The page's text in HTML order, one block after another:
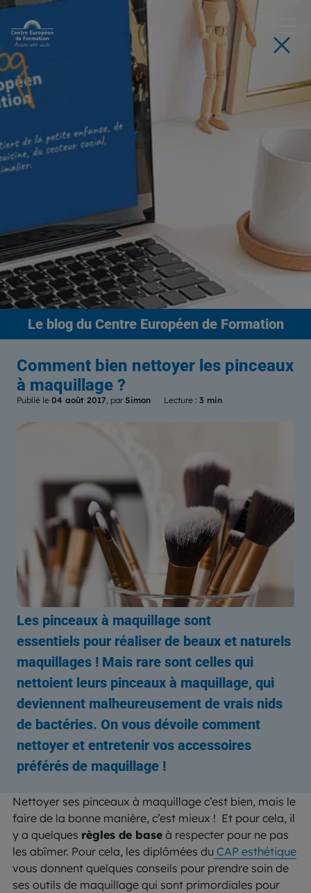
Le blogdu Centre Européen de Formation
Comment bien nettoyer les pinceaux
à maquillage ?
Publié le 04 août 2017, par Simon Lecture : 3 min
Les pinceaux à maquillage sont
essentiels pour réaliser de beaux et naturels
maquillages ! Mais rare sont celles qui
nettoient leurs pinceaux à maquillage, qui
deviennent malheureusement de vrais nids
de bactéries. On vous dévoile comment
nettoyer et entretenir vos accessoires
préférés de maquillage !
Nettoyer ses pinceaux à maquillage c’est bien, mais le
faire de la bonne manière, c’est mieux ! Et pour cela, il
y a quelques règles de base à respecter pour ne pas
les abîmer. Pour cela, les diplômées du CAP esthétique
vous donnent quelques conseils pour prendre soin de
ses outils de maquillage qui sont primordiales pour